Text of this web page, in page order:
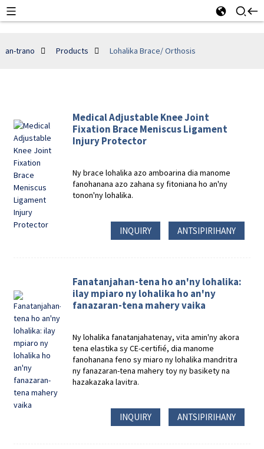
an-trano Products Lohalika Brace/ Orthosis
Medical Adjustable Knee Joint
Fixation Brace Meniscus Ligament
Injury Protector
Ny brace lohalika azo amboarina dia manome
fanohanana azo zahana sy fitoniana ho an'ny
tonon'ny lohalika.
INQUIRY ANTSIPIRIHANY
Fanatanjahan-tena ho an'ny lohalika:
ilay mpiaro ny lohalika ho an'ny
fanazaran-tena mahery vaika
Ny lohalika fanatanjahatenay, vita amin'ny akora
tena elastika sy CE-certifié, dia manome
fanohanana feno sy miaro ny lohalika mandritra
ny fanazaran-tena mahery toy ny basikety na
hazakazaka lavitra.
INQUIRY ANTSIPIRIHANY